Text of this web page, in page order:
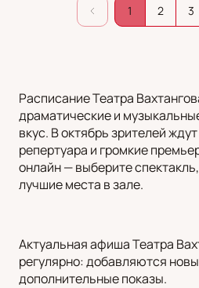
1 2 3
Расписание Театра
драматические и
вкус. В октябрь зрителей
репертуара и громкие
онлайн — выберите
лучшие места в зале.
Актуальная афиша Театра
регулярно: добавляются
дополнительные показы.